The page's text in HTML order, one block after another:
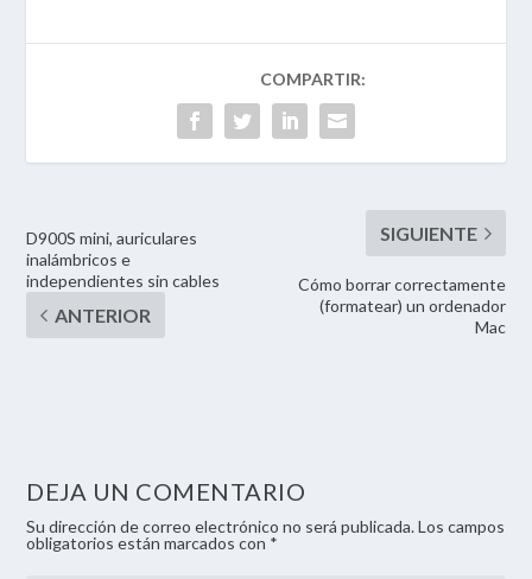
D900S mini, auriculares
inalámbricos e
independientes sin cables
Cómo borrar correctamente
(formatear) un ordenador
Mac
DEJA UN COMENTARIO
Su dirección de correo electrónico no será publicada. Los campos
obligatorios están marcados con *